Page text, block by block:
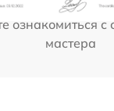
ознакомиться с
мастера